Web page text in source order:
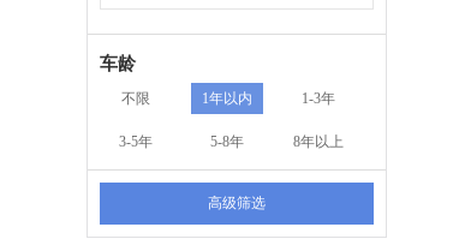
车龄
不限 1年以内 1-3年
3-5年 5-8年 8年以上
高级筛选